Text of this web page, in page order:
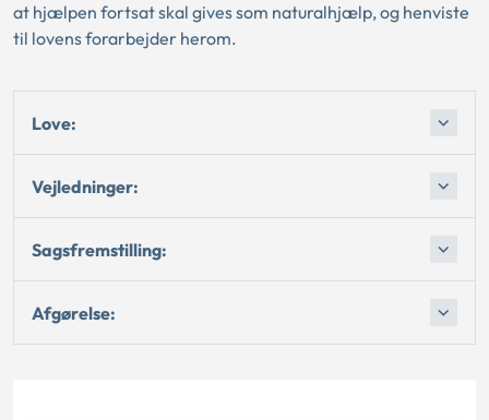
at hjælpen fortsat skal gives som naturalhjælp, og henviste
til lovens forarbejder herom.
Love:
Vejledninger:
Sagsfremstilling:
Afgørelse: